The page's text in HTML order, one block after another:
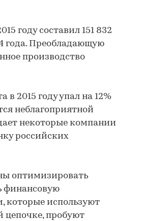
году составил 151 832
года. Преобладающую
производство
2015 году упал на 12%
неблагоприятной
некоторые компании
российских
оптимизировать
финансовую
которые используют
цепочке, пробуют